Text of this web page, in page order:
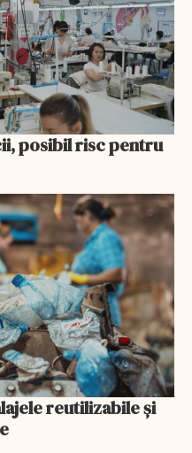
posibil risc pentru
reutilizabile și